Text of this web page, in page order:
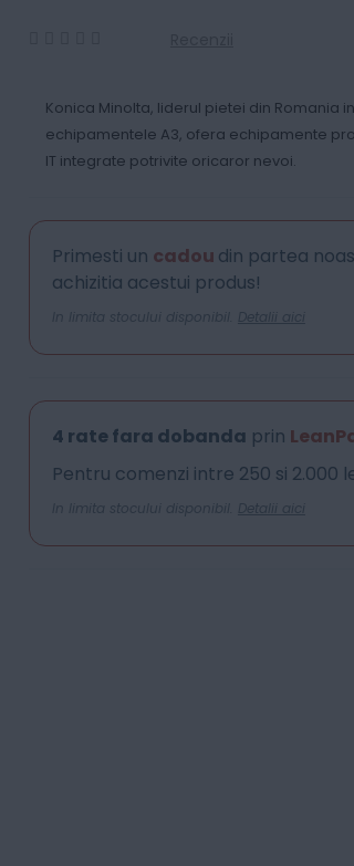
Konica Minolta, liderul pietei din Romania
echipamentele A3, ofera echipamente
IT integrate potrivite oricaror nevoi.
Primesti un cadou din partea
achizitia acestui produs!
In limita stocului disponibil. Detalii aici
4 rate fara dobanda prin
Pentru comenzi intre 250 si 2.000
In limita stocului disponibil. Detalii aici